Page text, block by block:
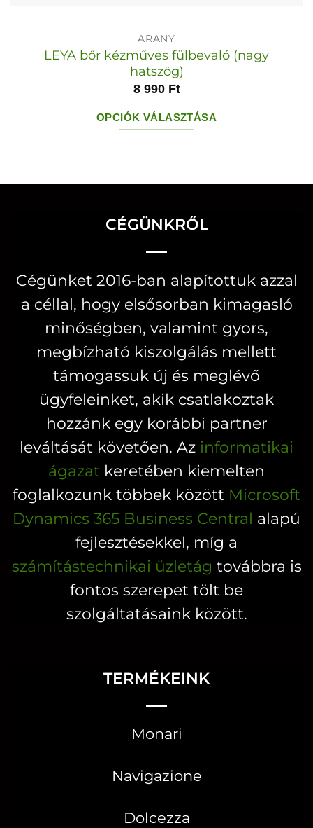
ARANY
LEYA bőr kézműves fülbevaló (nagy
hatszög)
8 990 Ft
OPCIÓK VÁLASZTÁSA
terméknek
variációja
változatok
a
termékoldalon
választhatók
CÉGÜNKRŐL
Cégünket 2016-ban alapítottuk azzal
a céllal, hogy elsősorban kimagasló
minőségben, valamint gyors,
megbízható kiszolgálás mellett
támogassuk új és meglévő
ügyfeleinket, akik csatlakoztak
hozzánk egy korábbi partner
leváltását követően. Az informatikai
ágazat keretében kiemelten
foglalkozunk többek között Microsoft
Dynamics 365 Business Central alapú
fejlesztésekkel, míg a
számítástechnikai üzletág továbbra is
fontos szerepet tölt be
szolgáltatásaink között.
TERMÉKEINK
Monari
Navigazione
Dolcezza